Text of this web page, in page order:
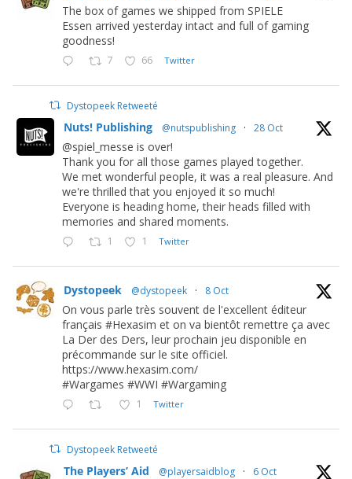
The box of games we shipped from SPIELE
Essen arrived yesterday intact and full of gaming
goodness!
7 66 Twitter
Dystopeek Retweeté
Nuts! Publishing @nutspublishing · 28 Oct
@spiel_messe is over!
Thank you for all those games played together.
We met wonderful people, it was a real pleasure. And
we're thrilled that you enjoyed it so much!
Everyone is heading home, their heads filled with
memories and shared moments.
1 1 Twitter
Dystopeek @dystopeek · 8 Oct
On vous parle très souvent de l'excellent éditeur
français #Hexasim et on va bientôt remettre ça avec
La Der des Ders, leur prochain jeu disponible en
précommande sur le site officiel.
https://www.hexasim.com/
#Wargames #WWI #Wargaming
1 Twitter
Dystopeek Retweeté
The Players’ Aid @playersaidblog · 6 Oct